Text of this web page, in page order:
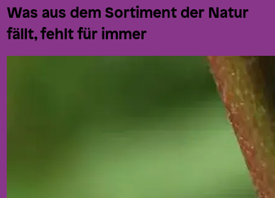
Was aus dem Sortiment der Natur
fällt, fehlt für immer